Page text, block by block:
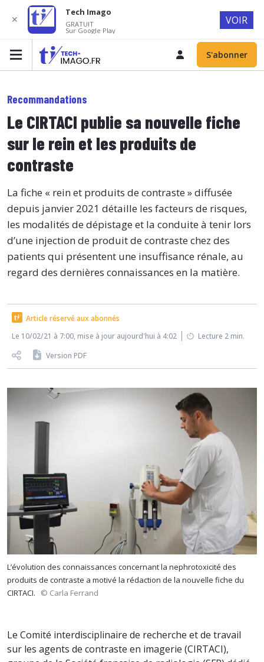
S'abonner
Recommandations
Le CIRTACI publie sa nouvelle fiche
sur le rein et les produits de
contraste
La fiche « rein et produits de contraste » diffusée
depuis janvier 2021 détaille les facteurs de risques,
les modalités de dépistage et la conduite à tenir lors
d’une injection de produit de contraste chez des
patients qui présentent une insuffisance rénale, au
regard des dernières connaissances en la matière.
Article réservé aux abonnés
Le 10/02/21 à 7:00, mise à jour aujourd'hui à 4:02
Lecture 2 min.
Version PDF
L’évolution des connaissances concernant la nephrotoxicité des
produits de contraste a motivé la rédaction de la nouvelle fiche du
CIRTACI.
© Carla Ferrand
Le Comité interdisciplinaire de recherche et de travail
sur les agents de contraste en imagerie (CIRTACI),
✕
Tech Imago
GRATUIT
Sur Google Play
VOIR